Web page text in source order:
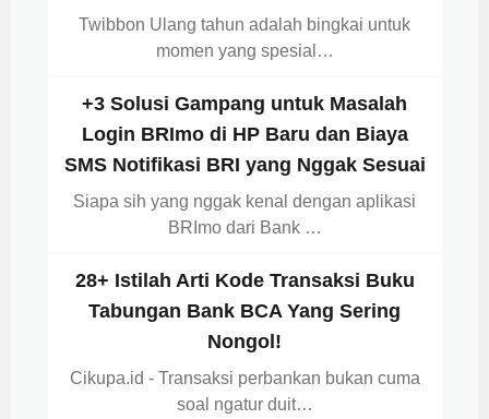
Twibbon Ulang tahun adalah bingkai untuk
momen yang spesial…
+3 Solusi Gampang untuk Masalah
Login BRImo di HP Baru dan Biaya
SMS Notifikasi BRI yang Nggak Sesuai
Siapa sih yang nggak kenal dengan aplikasi
BRImo dari Bank …
28+ Istilah Arti Kode Transaksi Buku
Tabungan Bank BCA Yang Sering
Nongol!
Cikupa.id - Transaksi perbankan bukan cuma
soal ngatur duit…